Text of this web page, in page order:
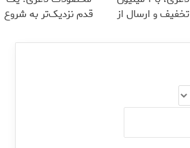
تخفیف و ارسال از
قدم نزدیک‌تر به شروع